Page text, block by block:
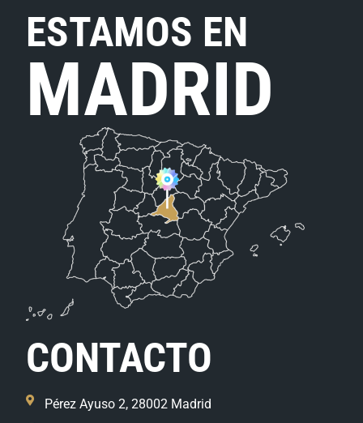
ESTAMOS EN
MADRID
CONTACTO
Pérez Ayuso 2, 28002 Madrid